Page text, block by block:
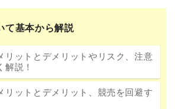
て基本から解説
リットとデメリットやリスク、注意
解説！
リットとデメリット、競売を回避す